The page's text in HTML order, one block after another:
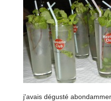
j'avais dégusté